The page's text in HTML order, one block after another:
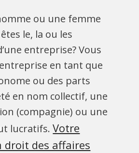
ou une femme
le, la ou les
entreprise? Vous
en tant que
ou des parts
en nom collectif, une
(compagnie) ou une
lucratifs.Votre
droit des affaires